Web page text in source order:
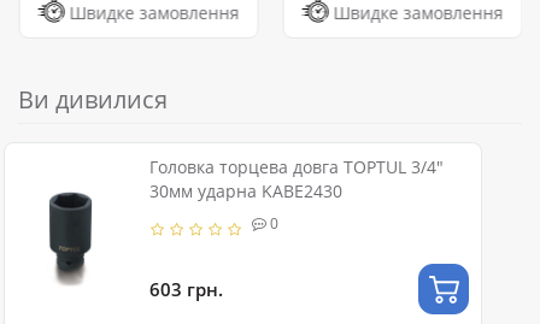
Швидке замовлення Швидке замовлення
Ви дивилися
Головка торцева довга TOPTUL 3/4"
30мм ударна KABE2430
0
603 грн.